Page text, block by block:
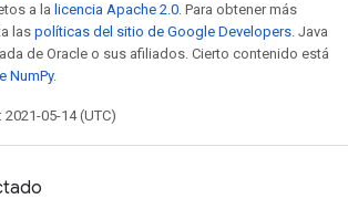
a la licencia Apache 2.0. Para obtener más
las políticas del sitio de Google Developers. Java
de Oracle o sus afiliados. Cierto contenido está
NumPy.
05-14 (UTC)